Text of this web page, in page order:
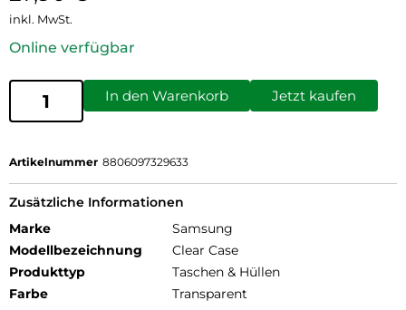
inkl. MwSt.
Online verfügbar
In den Warenkorb Jetzt kaufen
Artikelnummer 8806097329633
Zusätzliche Informationen
Marke
Samsung
Modellbezeichnung
Clear Case
Produkttyp
Taschen & Hüllen
Farbe
Transparent